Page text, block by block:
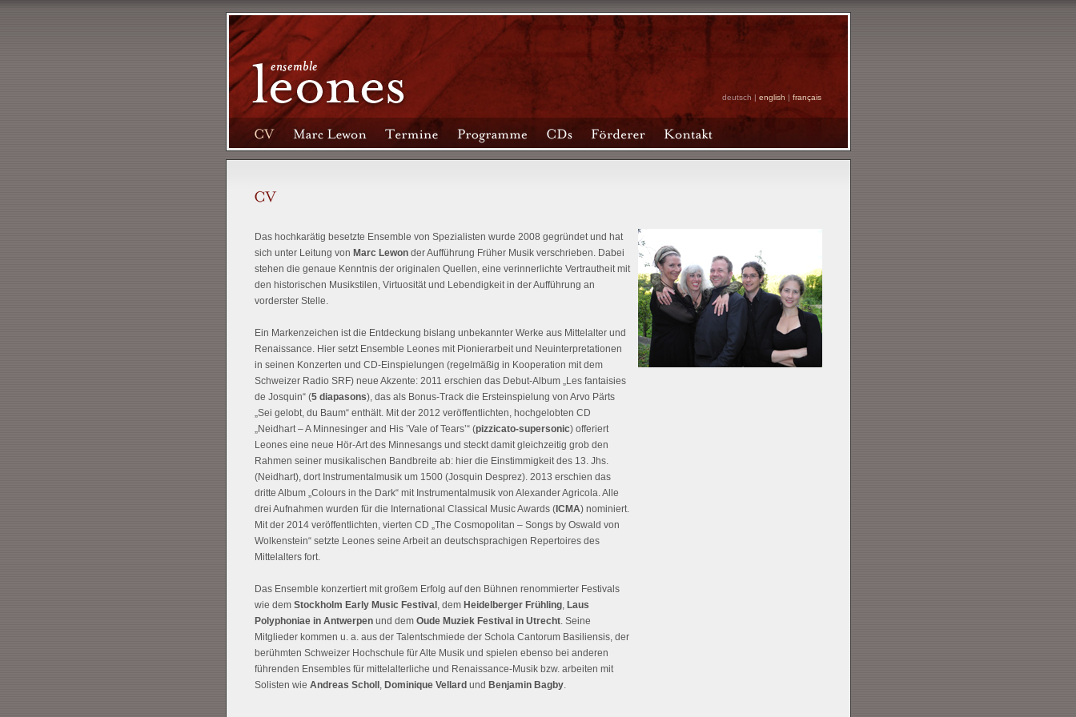
deutsch | english | français
Das hochkarätig besetzte Ensemble von Spezialisten wurde 2008 gegründet und hat
sich unter Leitung von Marc Lewonder Aufführung Früher Musik verschrieben. Dabei
stehen die genaue Kenntnis der originalen Quellen, eine verinnerlichte Vertrautheit mit
den historischen Musikstilen, Virtuosität und Lebendigkeit in der Aufführung an
vorderster Stelle.
Ein Markenzeichen ist die Entdeckung bislang unbekannter Werke aus Mittelalter und
Renaissance. Hier setzt Ensemble Leones mit Pionierarbeit und Neuinterpretationen
in seinen Konzerten und CD-Einspielungen (regelmäßig in Kooperation mit dem
Schweizer Radio SRF) neue Akzente: 2011 erschien das Debut-Album „Les fantaisies
de Josquin“ (5 diapasons), das als Bonus-Track die Ersteinspielung von Arvo Pärts
„Sei gelobt, du Baum“ enthält. Mit der 2012 veröffentlichten, hochgelobten CD
„Neidhart – A Minnesinger and His ’Vale of Tears’“ (pizzicato-supersonic) offeriert
Leones eine neue Hör-Art des Minnesangs und steckt damit gleichzeitig grob den
Rahmen seiner musikalischen Bandbreite ab: hier die Einstimmigkeit des 13. Jhs.
(Neidhart), dort Instrumentalmusik um 1500 (Josquin Desprez). 2013 erschien das
dritte Album „Colours in the Dark“ mit Instrumentalmusik von Alexander Agricola. Alle
drei Aufnahmen wurden für die International Classical Music Awards (ICMA) nominiert.
Mit der 2014 veröffentlichten, vierten CD „The Cosmopolitan – Songs by Oswald von
Wolkenstein“ setzte Leones seine Arbeit an deutschsprachigen Repertoires des
Mittelalters fort.
Das Ensemble konzertiert mit großem Erfolg auf den Bühnen renommierter Festivals
wie dem Stockholm Early Music Festival , dem Heidelberger Frühling, Laus
Polyphoniae in Antwerpenund dem Oude Muziek Festival in Utrecht. Seine
Mitglieder kommen u. a. aus der Talentschmiede der Schola Cantorum Basiliensis, der
berühmten Schweizer Hochschule für Alte Musik und spielen ebenso bei anderen
führenden Ensembles für mittelalterliche und Renaissance-Musik bzw. arbeiten mit
Solisten wie Andreas Scholl , Dominique Vellard und Benjamin Bagby.